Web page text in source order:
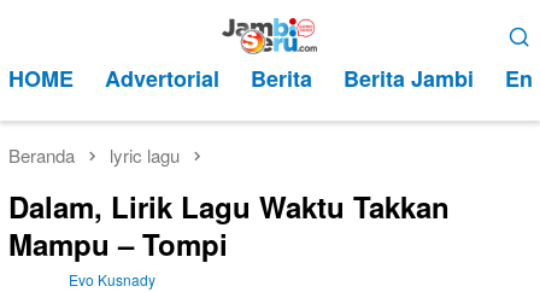
kontenMobile
HOME Advertorial Berita Berita Jambi
Beranda lyric lagu
Dalam, Lirik Lagu Waktu Takkan
Mampu – Tompi
Evo Kusnady